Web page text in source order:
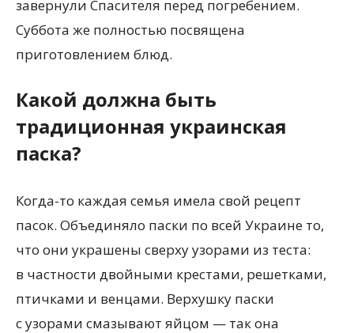
завернули Спасителя перед погребением.
Суббота же полностью посвящена
приготовлением блюд.
Какой должна быть
традиционная украинская
паска?
Когда-то каждая семья имела свой рецепт
пасок. Объединяло паски по всей Украине то,
что они украшены сверху узорами из теста:
в частности двойными крестами, решетками,
птичками и венцами. Верхушку паски
с узорами смазывают яйцом — так она